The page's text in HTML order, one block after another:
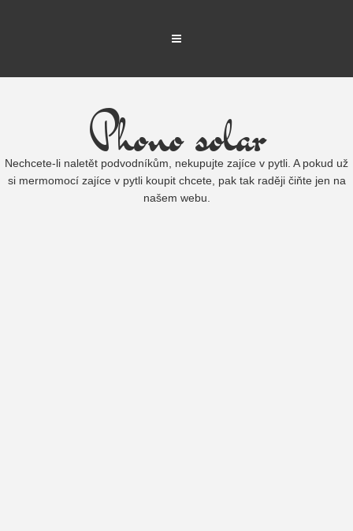
Phono solar
Nechcete-li naletět podvodníkům, nekupujte zajíce v pytli. A pokud už
si mermomocí zajíce v pytli koupit chcete, pak tak raději čiňte jen na
našem webu.